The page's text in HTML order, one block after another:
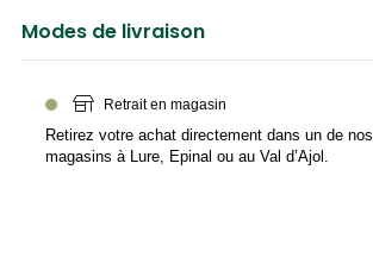
Modes de livraison
Retrait en magasin
Retirez votre achat directement dans un de nos
magasins à Lure, Epinal ou au Val d’Ajol.